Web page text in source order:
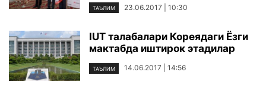
ТАЪЛИМ 23.06.2017 | 10:30
IUT талабалари Кореядаги Ёзги
мактабда иштирок этадилар
ТАЪЛИМ 14.06.2017 | 14:56